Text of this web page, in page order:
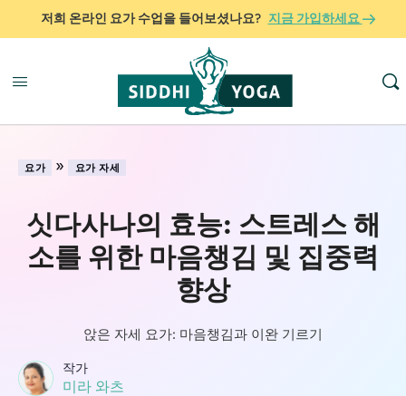
저희 온라인 요가 수업을 들어보셨나요? 지금 가입하세요
요가 » 요가 자세
싯다사나의 효능: 스트레스 해
소를 위한 마음챙김 및 집중력
향상
앉은 자세 요가: 마음챙김과 이완 기르기
작가
미라 와츠